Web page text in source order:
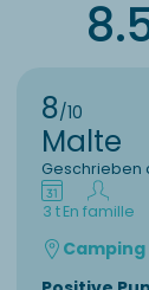
8/10
Malte
Geschrieben
3 tEn famille
Camping